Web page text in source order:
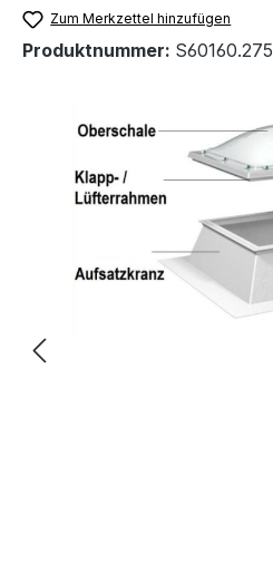
Zum Merkzettel hinzufügen
Produktnummer: S60160.275